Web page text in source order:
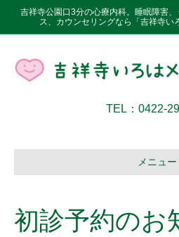
吉祥寺公園口3分の心療内科。睡眠障害
ス、カウンセリングなら「吉祥寺い
TEL：0422-
メニュー
初診予約のお